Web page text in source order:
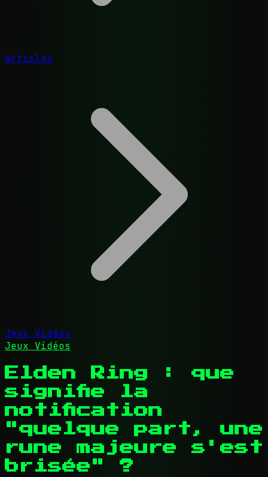
Articles
Jeux Vidéos
Jeux Vidéos
Elden Ring : que
signifie la
notification
"quelque part, une
rune majeure s'est
brisée" ?